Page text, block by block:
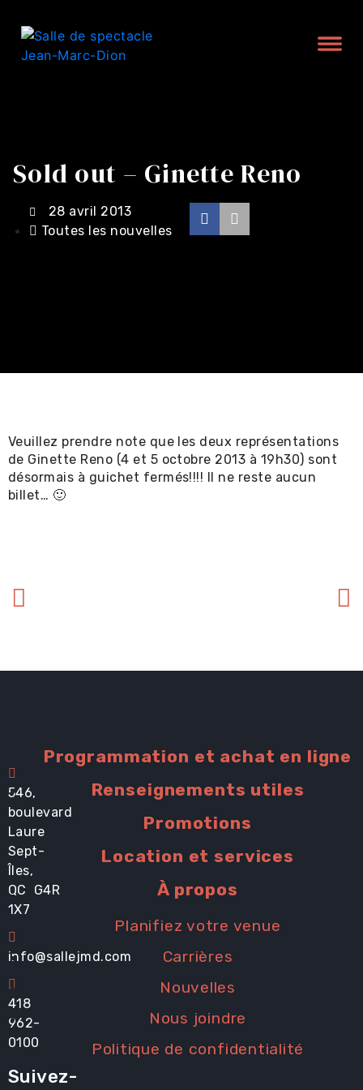
Sold out – Ginette Reno
28 avril 2013
Toutes les nouvelles
Veuillez prendre note que les deux représentations
de Ginette Reno (4 et 5 octobre 2013 à 19h30) sont
désormais à guichet fermés!!!! Il ne reste aucun
billet… 🙂
546,
boulevard
Laure
Sept-
Îles,
QC G4R
1X7
info@sallejmd.com
418
962-
0100
Suivez-
Programmation et achat en ligne
Renseignements utiles
Promotions
Location et services
À propos
Planifiez votre venue
Carrières
Nouvelles
Nous joindre
Politique de confidentialité
Spectacles
Achat en ligne -
Certificat-cadeau
Promotions